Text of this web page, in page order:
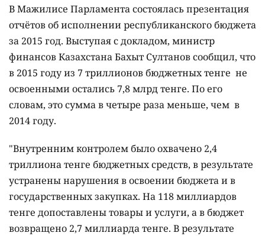
В Мажилисе Парламента состоялась презентация
отчётов об исполнении республиканского бюджета
за 2015 год. Выступая с докладом, министр
финансов Казахстана Бахыт Султанов сообщил, что
в 2015 году из 7 триллионов бюджетных тенге не
освоенными остались 7,8 млрд тенге. По его
словам, это сумма в четыре раза меньше, чем в
2014 году.
"Внутренним контролем было охвачено 2,4
триллиона тенге бюджетных средств, в результате
устранены нарушения в освоении бюджета и в
государственных закупках. На 118 миллиардов
тенге допоставлены товары и услуги, а в бюджет
возвращено 2,7 миллиарда тенге. В результате